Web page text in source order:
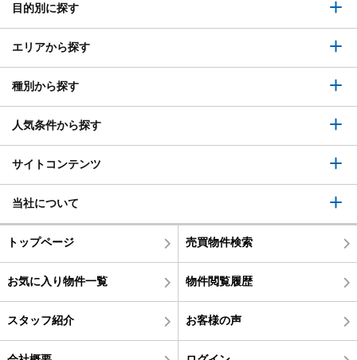
目的別に探す
エリアから探す
種別から探す
人気条件から探す
サイトコンテンツ
当社について
トップページ 売買物件検索
お気に入り物件一覧 物件閲覧履歴
スタッフ紹介 お客様の声